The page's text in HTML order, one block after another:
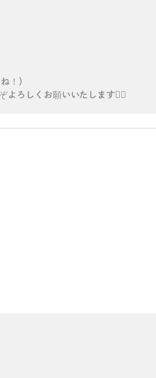
！）
よろしくお願いいたします🙇‍♀️